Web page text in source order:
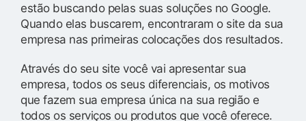
estão buscando pelas suas soluções no Google.
Quando elas buscarem, encontraram o site da sua
empresa nas primeiras colocações dos resultados.
Através do seu site você vai apresentar sua
empresa, todos os seus diferenciais, os motivos
que fazem sua empresa única na sua região e
todos os serviços ou produtos que você oferece.